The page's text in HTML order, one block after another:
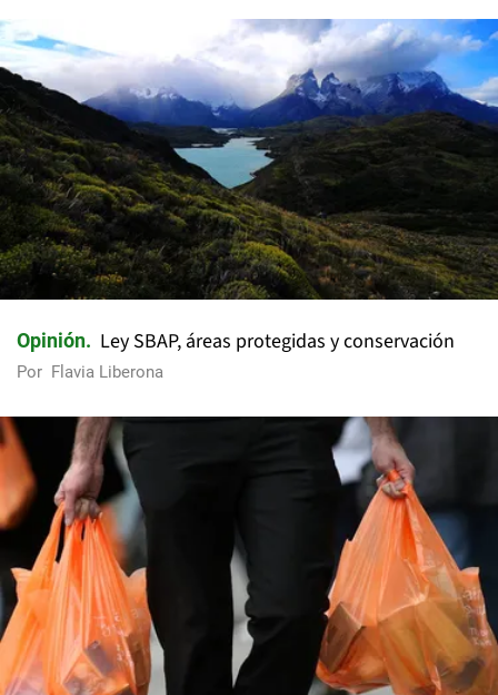
Opinión Ley SBAP, áreas protegidas y conservación
Por Flavia Liberona